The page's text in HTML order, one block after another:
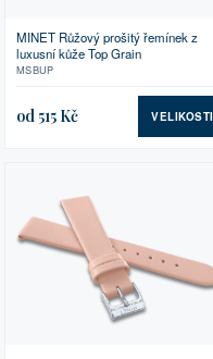
MINET Růžový prošitý řemínek z
luxusní kůže Top Grain
MSBUP
od 515 Kč VELIKOSTI